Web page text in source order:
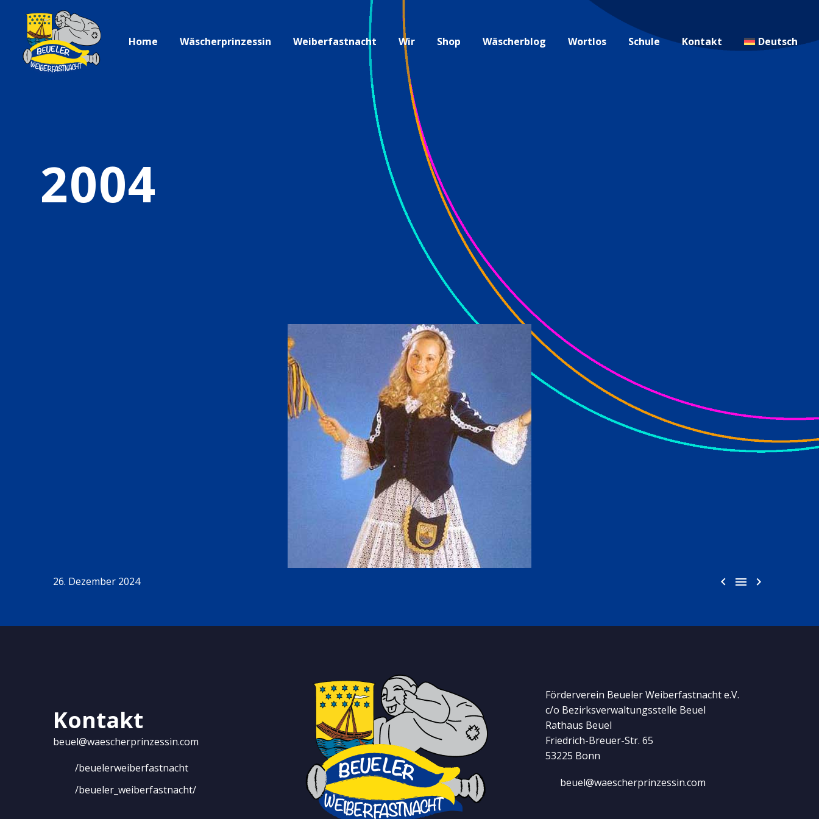
Home Wäscherprinzessin Weiberfastnacht Wir Shop Wäscherblog Wortlos Schule Kontakt Deutsch
2004
  
26. Dezember 2024
Kontakt
beuel@waescherprinzessin.com
/beuelerweiberfastnacht
/beueler_weiberfastnacht/
Förderverein Beueler Weiberfastnacht e.V.
c/o Bezirksverwaltungsstelle Beuel
Rathaus Beuel
Friedrich-Breuer-Str. 65
53225 Bonn
beuel@waescherprinzessin.com